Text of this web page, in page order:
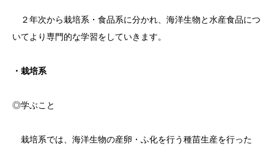
２年次から栽培系・食品系に分かれ、海洋生物と水産食品につ
いてより専門的な学習をしていきます。
・栽培系
◎学ぶこと
栽培系では、海洋生物の産卵・ふ化を行う種苗生産を行った